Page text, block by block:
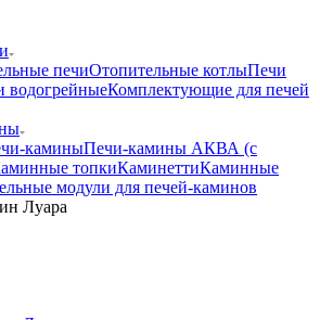
печиОтопительные котлыПечи
водогрейныеКомплектующие для печей
каминыПечи-камины АКВА (с
топкиКаминеттиКаминные
модули для печей-каминов
Луара